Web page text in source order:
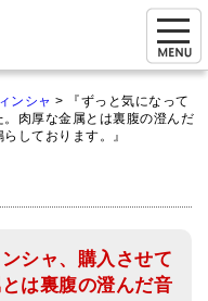
ンシャ >
『ずっと気になって
肉厚な金属とは裏腹の澄んだ
しております。』
シャ、購入させて
は裏腹の澄んだ音